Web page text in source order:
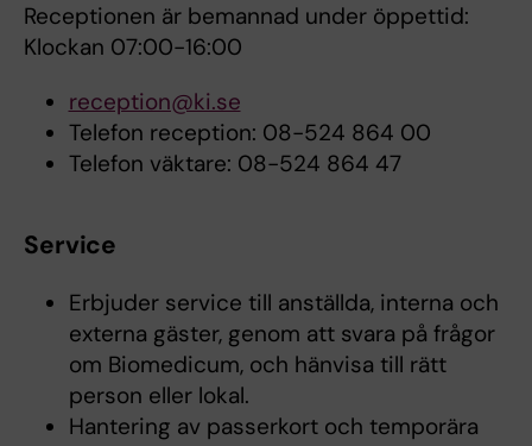
Receptionen är bemannad under öppettid:
Klockan 07:00-16:00
reception@ki.se
Telefon reception: 08-524 864 00
Telefon väktare: 08-524 864 47
Service
Erbjuder service till anställda, interna och
externa gäster, genom att svara på frågor
om Biomedicum, och hänvisa till rätt
person eller lokal.
Hantering av passerkort och temporära